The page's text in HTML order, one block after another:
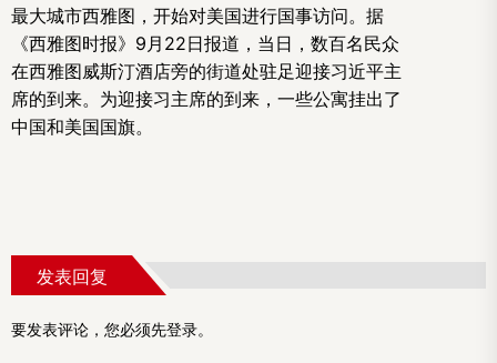
最大城市西雅图，开始对美国进行国事访问。据
《西雅图时报》9月22日报道，当日，数百名民众
在西雅图威斯汀酒店旁的街道处驻足迎接习近平主
席的到来。为迎接习主席的到来，一些公寓挂出了
中国和美国国旗。
发表回复
要发表评论，您必须先登录。